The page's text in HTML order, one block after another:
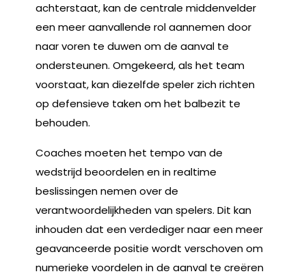
achterstaat, kan de centrale middenvelder
een meer aanvallende rol aannemen door
naar voren te duwen om de aanval te
ondersteunen. Omgekeerd, als het team
voorstaat, kan diezelfde speler zich richten
op defensieve taken om het balbezit te
behouden.
Coaches moeten het tempo van de
wedstrijd beoordelen en in realtime
beslissingen nemen over de
verantwoordelijkheden van spelers. Dit kan
inhouden dat een verdediger naar een meer
geavanceerde positie wordt verschoven om
numerieke voordelen in de aanval te creëren